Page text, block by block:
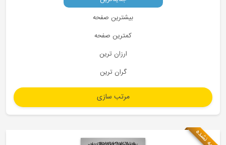
بیشترین صفحه
کمترین صفحه